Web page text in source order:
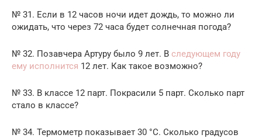
№ 31. Если в 12 часов ночи идет дождь, то можно ли
ожидать, что через 72 часа будет солнечная погода?
№ 32. Позавчера Артуру было 9 лет. В следующем году
ему исполнится 12 лет. Как такое возможно?
№ 33. В классе 12 парт. Покрасили 5 парт. Сколько парт
стало в классе?
№ 34. Термометр показывает 30 °С. Сколько градусов